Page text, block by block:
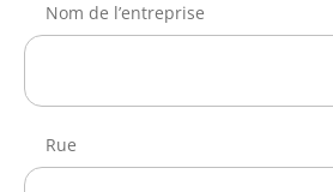
Nom de l’entreprise
Rue